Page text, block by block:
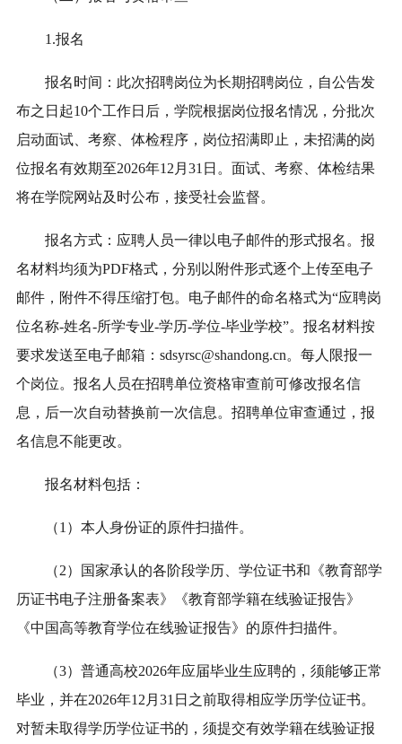
1.报名
报名时间：此次招聘岗位为长期招聘岗位，自公告发
布之日起10个工作日后，学院根据岗位报名情况，分批次
启动面试、考察、体检程序，岗位招满即止，未招满的岗
位报名有效期至2026年12月31日。面试、考察、体检结果
将在学院网站及时公布，接受社会监督。
报名方式：应聘人员一律以电子邮件的形式报名。报
名材料均须为PDF格式，分别以附件形式逐个上传至电子
邮件，附件不得压缩打包。电子邮件的命名格式为“应聘岗
位名称-姓名-所学专业-学历-学位-毕业学校”。报名材料按
要求发送至电子邮箱：sdsyrsc@shandong.cn。每人限报一
个岗位。报名人员在招聘单位资格审查前可修改报名信
息，后一次自动替换前一次信息。招聘单位审查通过，报
名信息不能更改。
报名材料包括：
（1）本人身份证的原件扫描件。
（2）国家承认的各阶段学历、学位证书和《教育部学
历证书电子注册备案表》《教育部学籍在线验证报告》
《中国高等教育学位在线验证报告》的原件扫描件。
（3）普通高校2026年应届毕业生应聘的，须能够正常
毕业，并在2026年12月31日之前取得相应学历学位证书。
对暂未取得学历学位证书的，须提交有效学籍在线验证报